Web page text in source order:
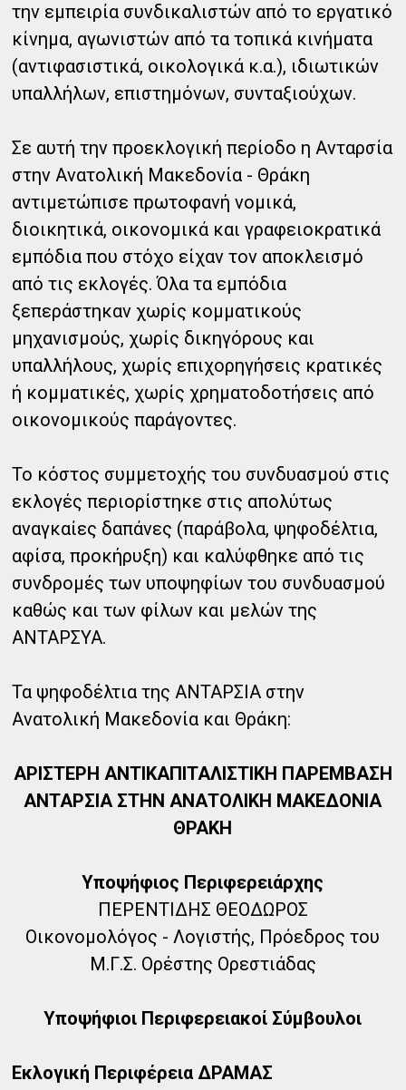
την εμπειρία συνδικαλιστών από το εργατικό
κίνημα, αγωνιστών από τα τοπικά κινήματα
(αντιφασιστικά, οικολογικά κ.α.), ιδιωτικών
υπαλλήλων, επιστημόνων, συνταξιούχων.
Σε αυτή την προεκλογική περίοδο η Ανταρσία
στην Ανατολική Μακεδονία - Θράκη
αντιμετώπισε πρωτοφανή νομικά,
διοικητικά, οικονομικά και γραφειοκρατικά
εμπόδια που στόχο είχαν τον αποκλεισμό
από τις εκλογές. Όλα τα εμπόδια
ξεπεράστηκαν χωρίς κομματικούς
μηχανισμούς, χωρίς δικηγόρους και
υπαλλήλους, χωρίς επιχορηγήσεις κρατικές
ή κομματικές, χωρίς χρηματοδοτήσεις από
οικονομικούς παράγοντες.
Το κόστος συμμετοχής του συνδυασμού στις
εκλογές περιορίστηκε στις απολύτως
αναγκαίες δαπάνες (παράβολα, ψηφοδέλτια,
αφίσα, προκήρυξη) και καλύφθηκε από τις
συνδρομές των υποψηφίων του συνδυασμού
καθώς και των φίλων και μελών της
ΑΝΤΑΡΣΥΑ.
Τα ψηφοδέλτια της ΑΝΤΑΡΣΙΑ στην
Ανατολική Μακεδονία και Θράκη:
ΑΡΙΣΤΕΡΗ ΑΝΤΙΚΑΠΙΤΑΛΙΣΤΙΚΗ ΠΑΡΕΜΒΑΣΗ
ΑΝΤΑΡΣΙΑ ΣΤΗΝ ΑΝΑΤΟΛΙΚΗ ΜΑΚΕΔΟΝΙΑ
ΘΡΑΚΗ
Υποψήφιος Περιφερειάρχης
ΠΕΡΕΝΤΙΔΗΣ ΘΕΟΔΩΡΟΣ
Οικονομολόγος - Λογιστής, Πρόεδρος του
Μ.Γ.Σ. Ορέστης Ορεστιάδας
Υποψήφιοι Περιφερειακοί Σύμβουλοι
Εκλογική Περιφέρεια ΔΡΑΜΑΣ